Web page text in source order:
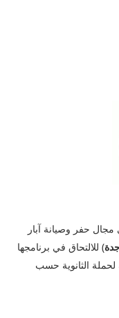
حفر وصيانة آبار
) للالتحاق في برنامجها
الثانوية حسب